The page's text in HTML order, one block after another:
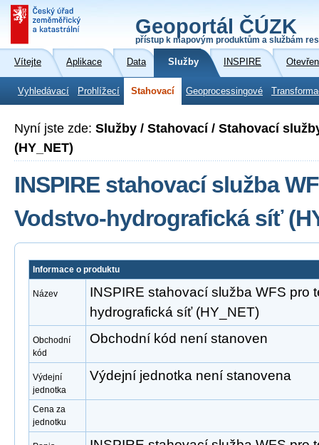
Geoportál ČÚZK
přístup k mapovým produktům a službám
Vítejte Aplikace Data Služby INSPIRE
Vyhledávací Prohlížecí Stahovací Geoprocessingové
Nyní jste zde: Služby / Stahovací / Stahovací
(HY_NET)
INSPIRE stahovací služba
Vodstvo-hydrografická síť
Informace o produktu
Název
INSPIRE stahovací služba WFS pro
hydrografická síť (HY_NET)
Obchodní
kód
Obchodní kód není stanoven
Výdejní
jednotka
Výdejní jednotka není stanovena
Cena za
jednotku